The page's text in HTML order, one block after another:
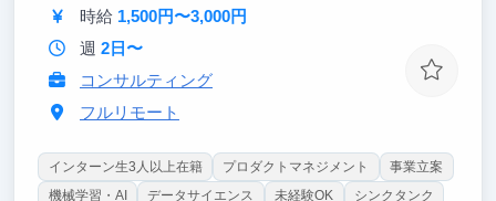
けで視座が高まる刺激を受けることができます。
過去インターン生は戦略コンサル・外銀・総合商社等
時給 1,500円〜3,000円
週 2日〜
コンサルティング
フルリモート
インターン生3人以上在籍 プロダクトマネジメント
事業立案
機械学習・AI
データサイエンス 未経験OK
シンクタンク